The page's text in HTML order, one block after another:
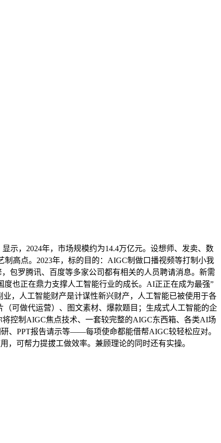
示，2024年，市场规模约为14.4万亿元。设想师、发卖、数
高点。2023年，标的目的：AIGC制做口播视频等打制小我
包罗腾讯、百度等多家公司都有相关的人员聘请消息。新需
也正在鼎力支撑人工智能行业的成长。AI正正在成为最强”
，人工智能财产是计谋性新兴财产，人工智能已被使用于各
可做代运营）、图文素材、爆款题目；生成式人工智能的企
控制AIGC焦点技术、一套较完整的AIGC东西箱、各类AI场
、PPT报告请示等——每项使命都能借帮AIGC较轻松应对。
，可帮力提拔工做效率。兼顾理论的同时还有实操。